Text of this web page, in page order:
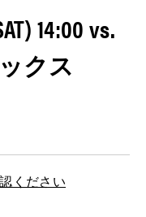
14:00 vs.
クス
ください